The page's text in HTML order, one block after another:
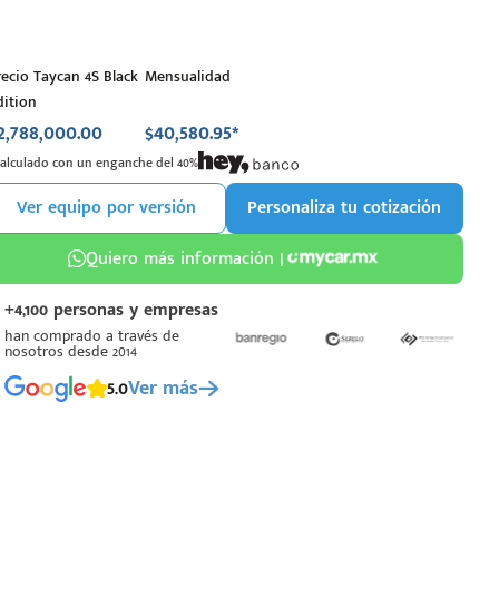
Taycan 4S Black Mensualidad
$40,580.95*
con un enganche del 40%
Ver equipo por versión
Personaliza tu cotización
Quiero más información |
+4,100 personas y empresas
han comprado a través de
nosotros desde 2014
5.0Ver más